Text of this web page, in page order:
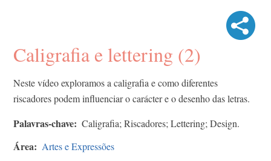
Caligrafia e lettering (2)
Neste vídeo exploramos a caligrafia e como diferentes
riscadores podem influenciar o carácter e o desenho das letras.
Palavras-chave Caligrafia; Riscadores; Lettering; Design.
Área Artes e Expressões